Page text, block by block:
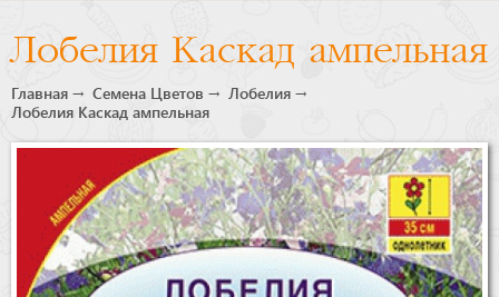
компании
Новости
Купить
сейчас
Бренды
Лобелия Каскад ампельная
Главная Семена Цветов
Лобелия
Лобелия Каскад ампельная